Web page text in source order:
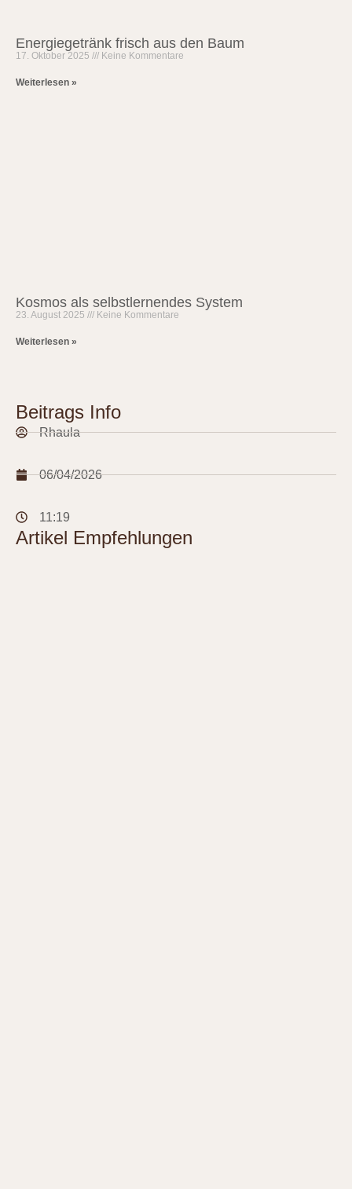
Energiegetränk frisch aus den Baum
17. Oktober 2025 Keine Kommentare
Weiterlesen »
Kosmos als selbstlernendes System
23. August 2025 Keine Kommentare
Weiterlesen »
Beitrags Info
Rhaula
06/04/2026
11:19
Artikel Empfehlungen